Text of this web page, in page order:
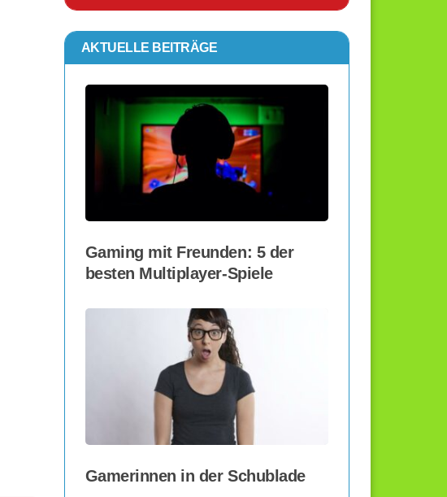
AKTUELLE BEITRÄGE
Gaming mit Freunden: 5 der
besten Multiplayer-Spiele
Gamerinnen in der Schublade